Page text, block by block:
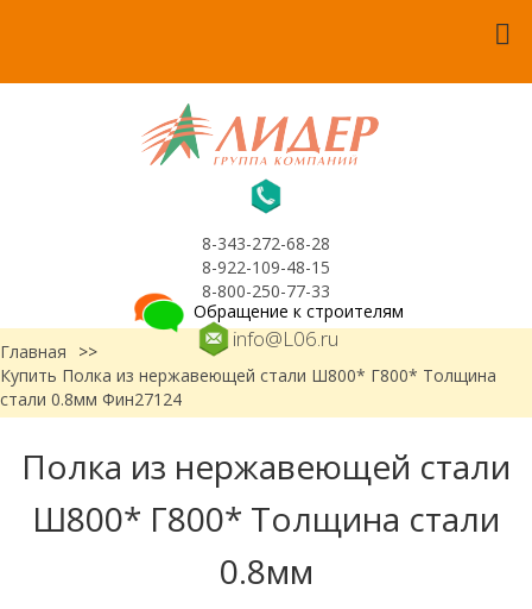
8-343-272-68-28
8-922-109-48-15
8-800-250-77-33
info@L06.ru
Обращение к строителям
Главная
>>
Купить Полка из нержавеющей стали Ш800* Г800* Толщина
стали 0.8мм Фин27124
Полка из нержавеющей стали
Ш800* Г800* Толщина стали
0.8мм